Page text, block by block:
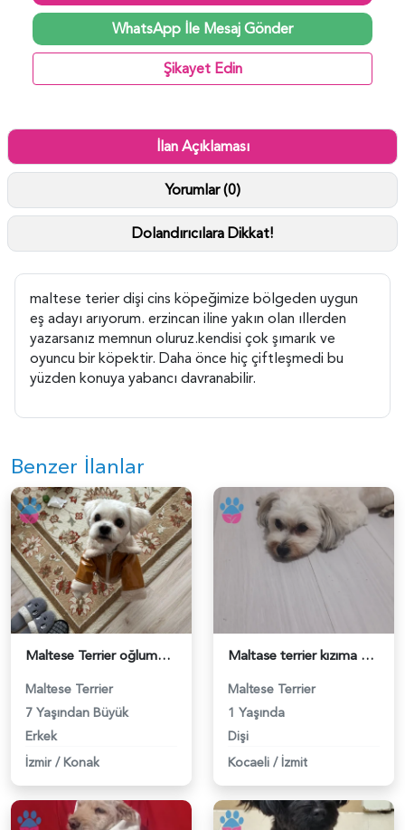
WhatsApp İle Mesaj Gönder
Şikayet Edin
İlan Açıklaması
Yorumlar (0)
Dolandırıcılara Dikkat!
maltese terier dişi cins köpeğimize bölgeden uygun
eş adayı arıyorum. erzincan iline yakın olan ıllerden
yazarsanız memnun oluruz.kendisi çok şımarık ve
oyuncu bir köpektir. Daha önce hiç çiftleşmedi bu
yüzden konuya yabancı davranabilir.
Benzer İlanlar
Maltese Terrier oğlumuza eş arıyoruz. - 118984579
Maltese Terrier
7 Yaşından Büyük
Erkek
İzmir / Konak
Maltase terrier kızıma eş arıyorum - 118984506
Maltese Terrier
1 Yaşında
Dişi
Kocaeli / İzmit